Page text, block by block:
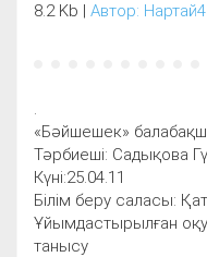
8.2 Kb | Автор:
«Бәйшешек»
Тәрбиеші: Садықова
Күні:25.04.11
Білім беру саласы:
Ұйымдастырылған
танысу